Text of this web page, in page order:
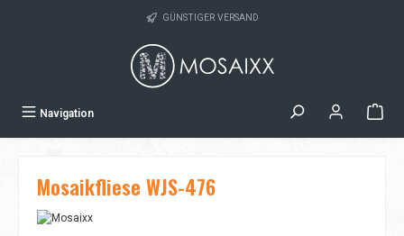
GÜNSTIGER VERSAND
Navigation
Mosaikfliese WJS-476